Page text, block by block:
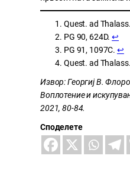
Quest. ad
PG 90, 624D.↩︎
PG 91, 1097C. ↩︎
Quest. ad
Извор: Георгиј В.
Воплотение и
2021, 80-84.
Споделете